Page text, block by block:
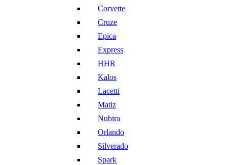
Corvette
Cruze
Epica
Express
HHR
Kalos
Lacetti
Matiz
Nubira
Orlando
Silverado
Spark